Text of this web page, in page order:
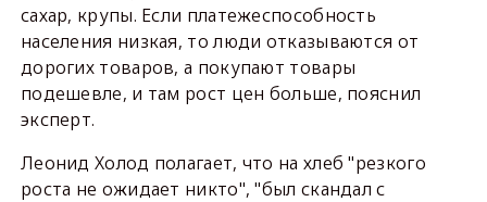
сахар, крупы. Если платежеспособность
населения низкая, то люди отказываются от
дорогих товаров, а покупают товары
подешевле, и там рост цен больше, пояснил
эксперт.
Леонид Холод полагает, что на хлеб "резкого
роста не ожидает никто", "был скандал с